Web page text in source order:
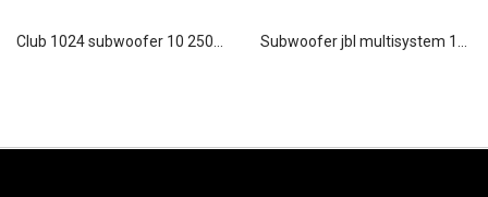
club 1024 subwoofer 10 250w jbl subwoofer jbl multisystem 12swms350